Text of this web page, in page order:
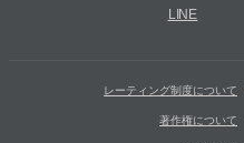
LINE
レーティング制度について
著作権について